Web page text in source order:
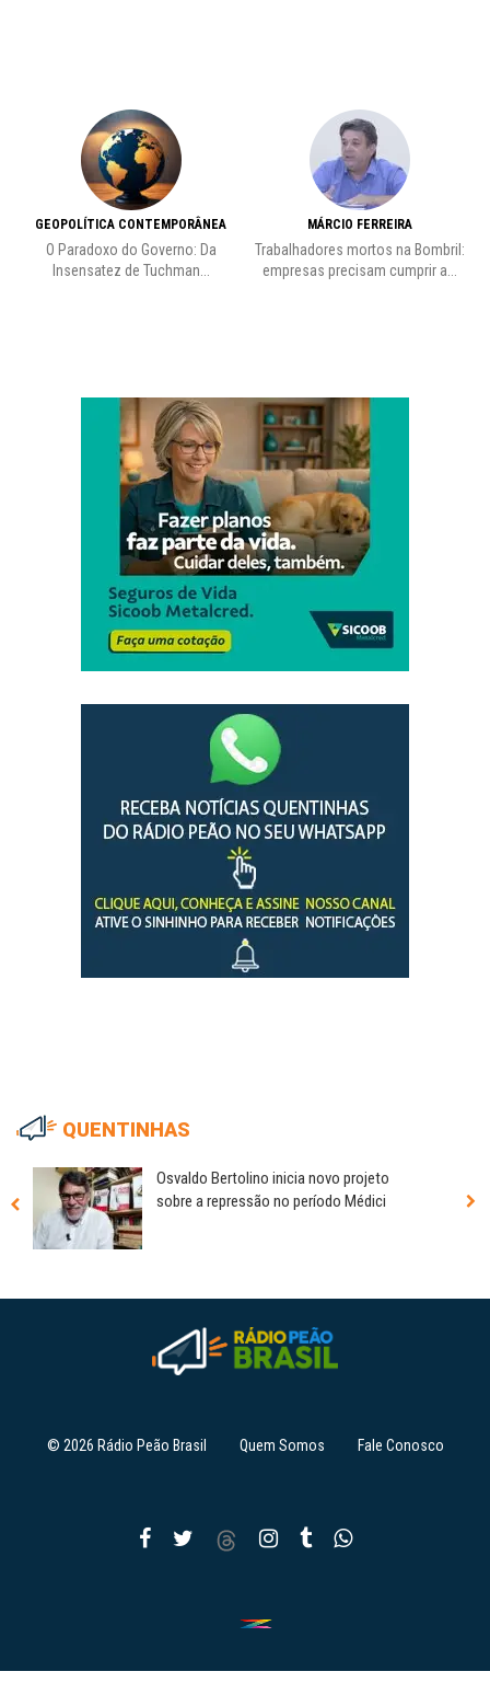
GEOPOLÍTICA CONTEMPORÂNEA
O Paradoxo do Governo: Da
Insensatez de Tuchman...
MÁRCIO FERREIRA
Trabalhadores mortos na Bombril:
empresas precisam cumprir a...
QUENTINHAS
Osvaldo Bertolino inicia novo projeto
sobre a repressão no período Médici
© 2026 Rádio Peão Brasil Quem Somos Fale Conosco